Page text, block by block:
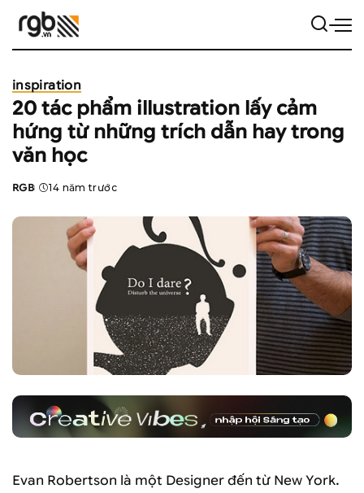
inspiration
20 tác phẩm illustration lấy cảm
hứng từ những trích dẫn hay trong
văn học
Posted
RGB 14 năm trước
Evan Robertson là một Designer đến từ New York.